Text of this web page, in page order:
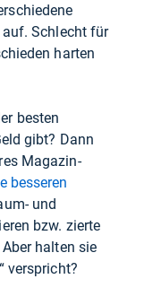
auf. Schlecht für
harten
besten
gibt? Dann
Magazin-
besseren
und
bzw. zierte
halten sie
verspricht?